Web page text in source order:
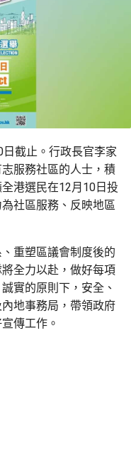
截止。行政長官李家
服務社區的人士，積
港選民在12月10日投
社區服務、反映地區
重塑區議會制度後的
全力以赴，做好每項
實的原則下，安全、
地事務局，帶領政府
傳工作。
to WhatsApp